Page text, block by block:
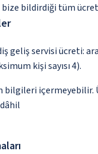
bildirdiği tüm
geliş servisi ücreti:
kişi sayısı 4).
bilgileri içermeyebilir.